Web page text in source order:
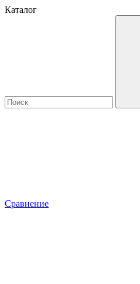
Каталог
Сравнение